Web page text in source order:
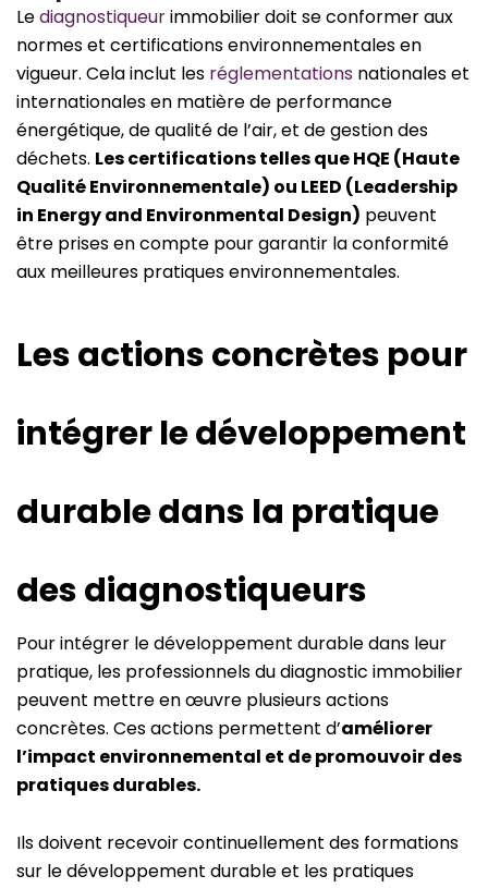
Lediagnostiqueurimmobilier doit se conformer aux
normes et certifications environnementales en
vigueur. Cela inclut les réglementations nationales et
internationales en matière de performance
énergétique, de qualité de l’air, et de gestion des
déchets. Les certifications telles que HQE (Haute
Qualité Environnementale) ou LEED (Leadership
in Energy and Environmental Design) peuvent
être prises en compte pour garantir la conformité
aux meilleures pratiques environnementales.
Les actions concrètes pour
intégrer le développement
durable dans la pratique
des diagnostiqueurs
Pour intégrer le développement durable dans leur
pratique, les professionnels du diagnostic immobilier
peuvent mettre en œuvre plusieurs actions
concrètes. Ces actions permettent d’améliorer
l’impact environnemental et de promouvoir des
pratiques durables.
Ils doivent recevoir continuellement des formations
sur le développement durable et les pratiques